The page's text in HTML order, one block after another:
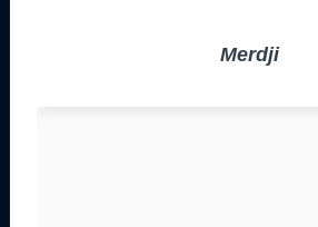
Merdji